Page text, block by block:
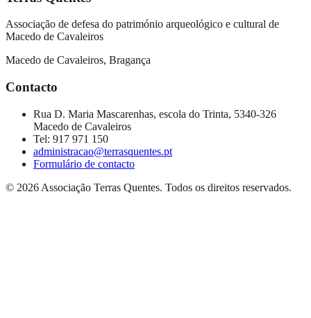
Associação de defesa do património arqueológico e cultural de
Macedo de Cavaleiros
Macedo de Cavaleiros, Bragança
Contacto
Rua D. Maria Mascarenhas, escola do Trinta, 5340-326
Macedo de Cavaleiros
Tel: 917 971 150
administracao@terrasquentes.pt
Formulário de contacto
© 2026 Associação Terras Quentes. Todos os direitos reservados.